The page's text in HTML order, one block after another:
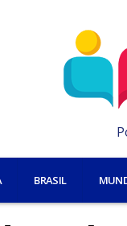
BRASIL